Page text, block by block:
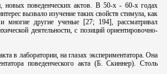
новых поведенческих актов. В 50-х - 60-х годах
вызвало изучение таких свойств стимула, как
многие другие ученые [27; 194], рассматривал
деятельности, с позиций ориентировочно-
в лаборатории, на глазах экспериментатора. Она
поведенческого акта (Б. Скиннер). Столь